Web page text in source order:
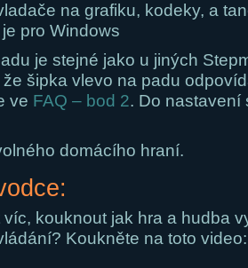
na grafiku, kodeky, a
pro Windows
je stejné jako u jiných
šipka vlevo na padu
ve FAQ – bod 2. Do nastavení
domácího hraní.
víc, kouknout jak hra a hudba
Koukněte na toto video: